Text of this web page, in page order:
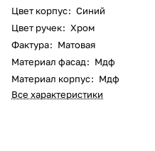
Цвет корпус: Синий
Цвет ручек: Хром
Фактура: Матовая
Материал фасад: Мдф
Материал корпус: Мдф
Все характеристики